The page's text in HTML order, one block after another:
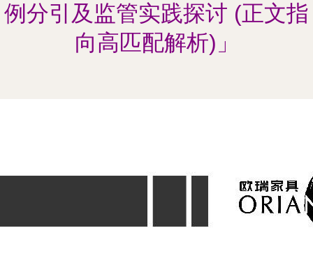
例分引及监管实践探讨 (正文指
向高匹配解析)」